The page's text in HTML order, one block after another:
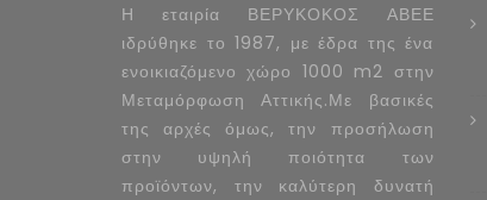
Η εταιρία ΒΕΡΥΚΟΚΟΣ ΑΒΕΕ
ιδρύθηκε το 1987, με έδρα της ένα
ενοικιαζόμενο χώρο 1000 m2 στην
Μεταμόρφωση Αττικής.Με βασικές
της αρχές όμως, την προσήλωση
στην υψηλή ποιότητα των
προϊόντων, την καλύτερη δυνατή